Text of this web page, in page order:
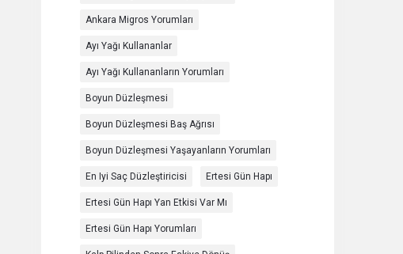
Ankara Migros Yorumları
Ayı Yağı Kullananlar
Ayı Yağı Kullananların Yorumları
Boyun Düzleşmesi
Boyun Düzleşmesi Baş Ağrısı
Boyun Düzleşmesi Yaşayanların Yorumları
En Iyi Saç Düzleştiricisi Ertesi Gün Hapı
Ertesi Gün Hapı Yan Etkisi Var Mı
Ertesi Gün Hapı Yorumları